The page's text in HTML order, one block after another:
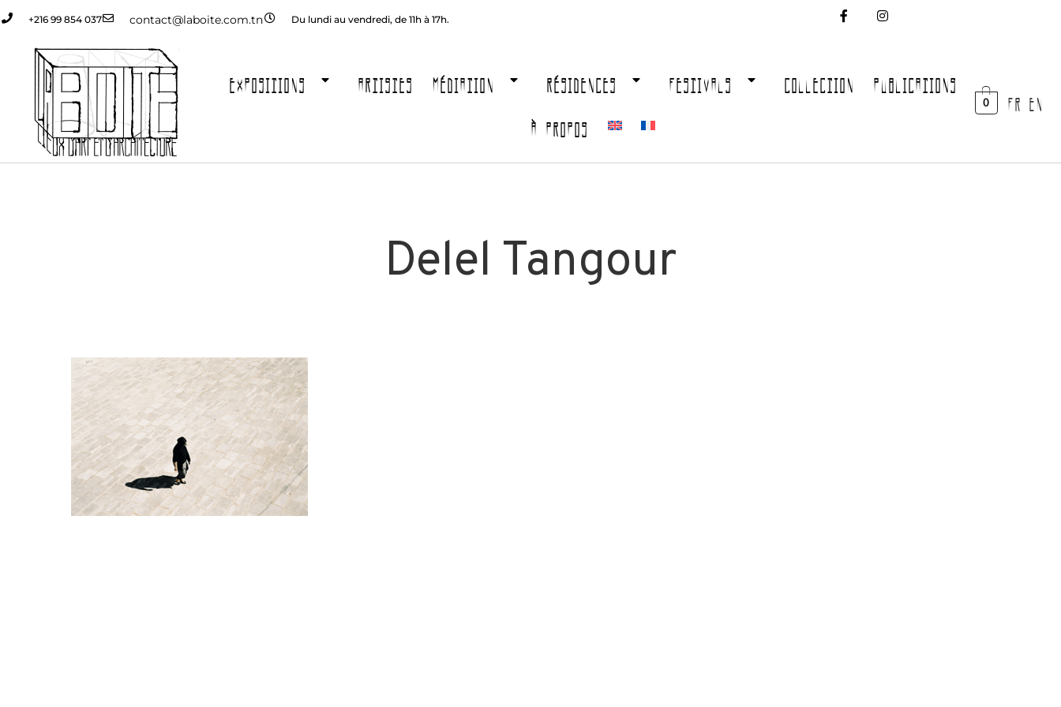
+216 99 854 037 contact@laboite.com.tn Du lundi au vendredi, de 11h à 17h.
EXPOSITIONS ARTISTES MÉDIATION RÉSIDENCES FESTIVALS COLLECTION PUBLICATIONS
À PROPOS
0 FR EN
Delel Tangour